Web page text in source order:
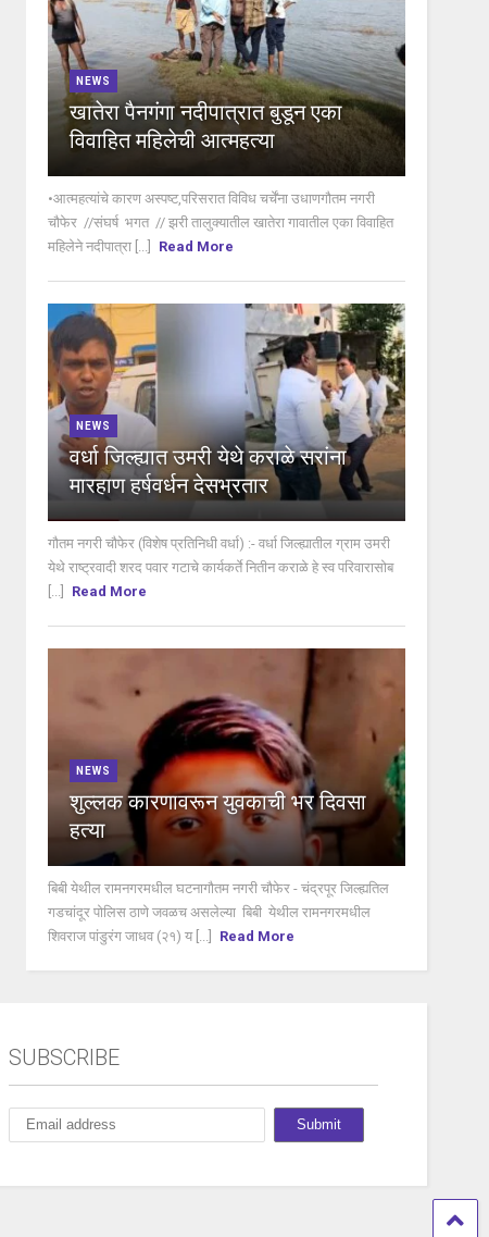
NEWS
खातेरा पैनगंगा नदीपात्रात बुडून एका
विवाहित महिलेची आत्महत्या
•आत्महत्यांचे कारण अस्पष्ट,परिसरात विविध चर्चेंना उधाणगौतम नगरी
चौफेर //संघर्ष भगत // झरी तालुक्यातील खातेरा गावातील एका विवाहित
महिलेने नदीपात्रा [...]
Read More
NEWS
वर्धा जिल्ह्यात उमरी येथे कराळे सरांना
मारहाण हर्षवर्धन देसभ्रतार
गौतम नगरी चौफेर (विशेष प्रतिनिधी वर्धा) :- वर्धा जिल्ह्यातील ग्राम उमरी
येथे राष्ट्रवादी शरद पवार गटाचे कार्यकर्ते नितीन कराळे हे स्व परिवारासोब
Read More
NEWS
शुल्लक कारणावरून युवकाची भर दिवसा
हत्या
बिबी येथील रामनगरमधील घटनागौतम नगरी चौफेर - चंद्रपूर जिल्ह्यतिल
गडचांदूर पोलिस ठाणे जवळच असलेल्या बिबी येथील रामनगरमधील
शिवराज पांडुरंग जाधव (२१) य [...]
Read More
SUBSCRIBE